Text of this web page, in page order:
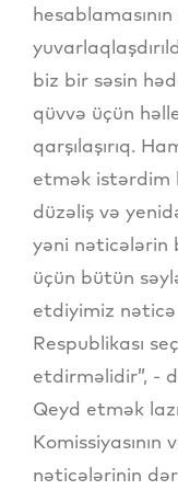
biz bir səsin
qüvvə üçün
qarşılaşırıq.
etmək istərdim
düzəliş və
yəni nəticələrin
üçün bütün
etdiyimiz
Respublikası
etdirməlidir”, -
Qeyd etmək
Komissiyasının
nəticələrinin